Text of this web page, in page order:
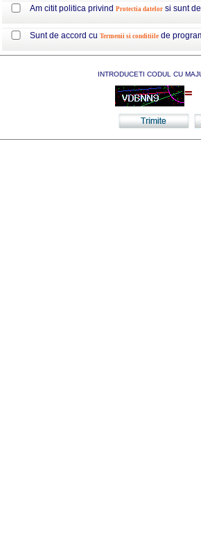
Am citit politica privind Protectia datelor si sunt
Sunt de accord cu Termenii si conditiile de
INTRODUCETI CODUL CU
=